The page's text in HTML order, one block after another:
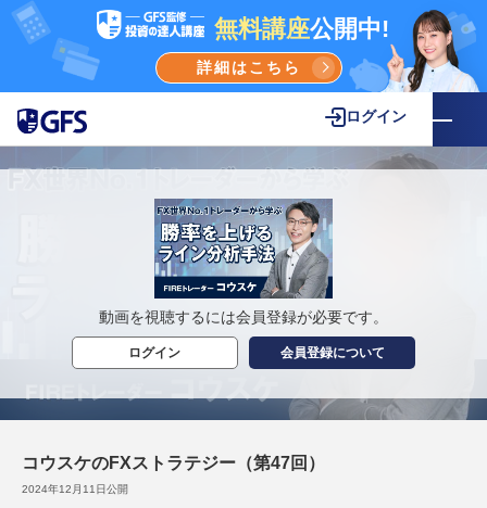
無料講座公開中!
詳細はこちら
ログイン
動画を視聴するには会員登録が必要です。
ログイン 会員登録について
コウスケのFXストラテジー（第47回）
2024年12月11日公開